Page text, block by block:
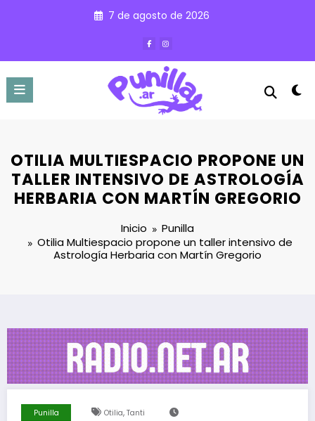
7 de agosto de 2026
OTILIA MULTIESPACIO PROPONE UN
TALLER INTENSIVO DE ASTROLOGÍA
HERBARIA CON MARTÍN GREGORIO
Inicio
Punilla
Otilia Multiespacio propone un taller intensivo de
Astrología Herbaria con Martín Gregorio
Punilla Otilia, Tanti